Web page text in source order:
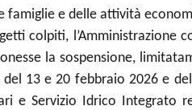
famiglie e delle attività
colpiti, l’Amministrazione
la sospensione,
13 e 20 febbraio 2026 e
e Servizio Idrico Integrato